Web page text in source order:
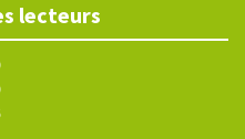
lecteurs